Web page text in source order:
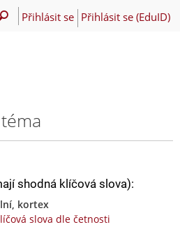
Přihlásit se Přihlásit se (EduID)
shodná klíčová slova):
kortex
slova dle četnosti